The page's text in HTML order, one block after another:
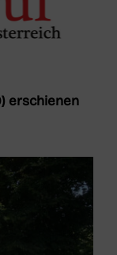
erschienen